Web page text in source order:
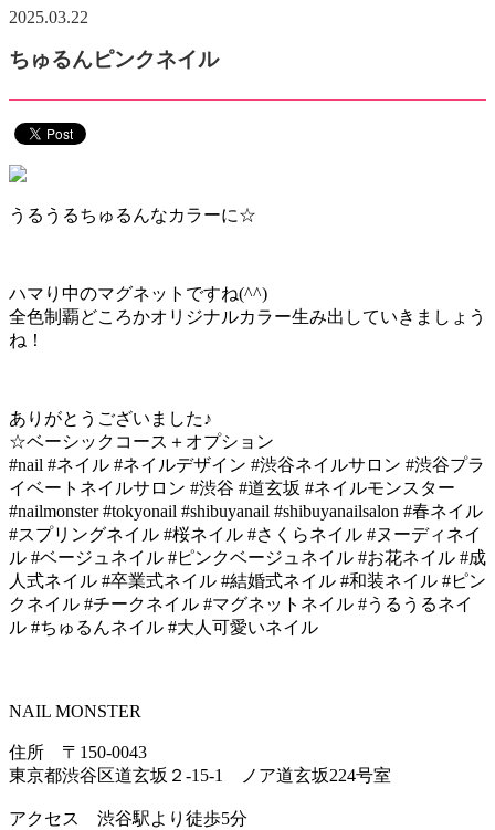
2025.03.22
ちゅるんピンクネイル
うるうるちゅるんなカラーに☆
ハマり中のマグネットですね(^^)
全色制覇どころかオリジナルカラー生み出していきましょう
ね！
ありがとうございました♪
☆ベーシックコース＋オプション
#nail #ネイル #ネイルデザイン #渋谷ネイルサロン #渋谷プラ
イベートネイルサロン #渋谷 #道玄坂 #ネイルモンスター
#nailmonster #tokyonail #shibuyanail #shibuyanailsalon #春ネイル
#スプリングネイル #桜ネイル #さくらネイル #ヌーディネイ
ル #ベージュネイル #ピンクベージュネイル #お花ネイル #成
人式ネイル #卒業式ネイル #結婚式ネイル #和装ネイル #ピン
クネイル #チークネイル #マグネットネイル #うるうるネイ
ル #ちゅるんネイル #大人可愛いネイル
NAIL MONSTER
住所 〒150-0043
東京都渋谷区道玄坂２-15-1 ノア道玄坂224号室
アクセス 渋谷駅より徒歩5分